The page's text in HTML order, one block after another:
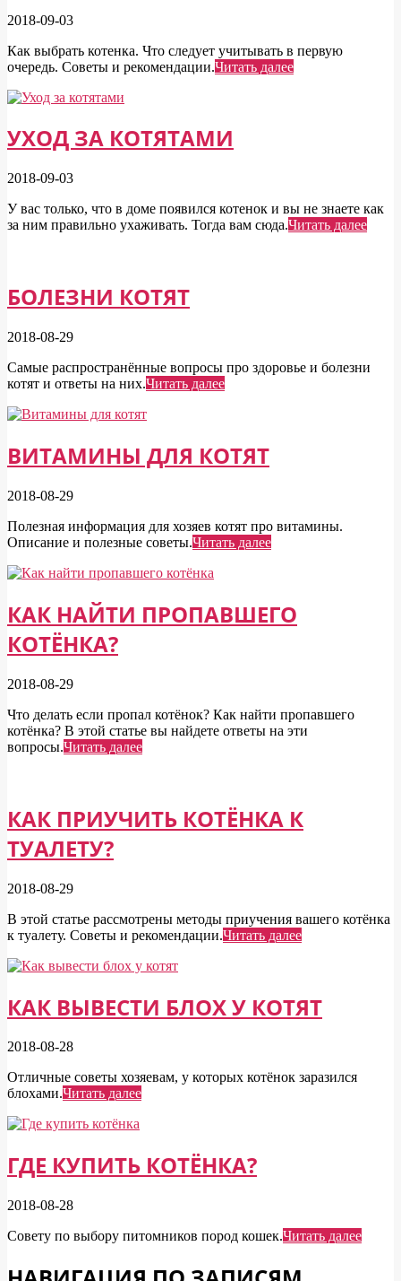
2018-09-03
Как выбрать котенка. Что следует учитывать в первую
очередь. Советы и рекомендации.Читать далее
УХОД ЗА КОТЯТАМИ
2018-09-03
У вас только, что в доме появился котенок и вы не знаете как
за ним правильно ухаживать. Тогда вам сюда.Читать далее
БОЛЕЗНИ КОТЯТ
2018-08-29
Самые распространённые вопросы про здоровье и болезни
котят и ответы на них.Читать далее
ВИТАМИНЫ ДЛЯ КОТЯТ
2018-08-29
Полезная информация для хозяев котят про витамины.
Описание и полезные советы.Читать далее
КАК НАЙТИ ПРОПАВШЕГО
КОТЁНКА?
2018-08-29
Что делать если пропал котёнок? Как найти пропавшего
котёнка? В этой статье вы найдете ответы на эти
вопросы.Читать далее
КАК ПРИУЧИТЬ КОТЁНКА К
ТУАЛЕТУ?
2018-08-29
В этой статье рассмотрены методы приучения вашего котёнка
к туалету. Советы и рекомендации.Читать далее
КАК ВЫВЕСТИ БЛОХ У КОТЯТ
2018-08-28
Отличные советы хозяевам, у которых котёнок заразился
блохами.Читать далее
ГДЕ КУПИТЬ КОТЁНКА?
2018-08-28
Совету по выбору питомников пород кошек.Читать далее